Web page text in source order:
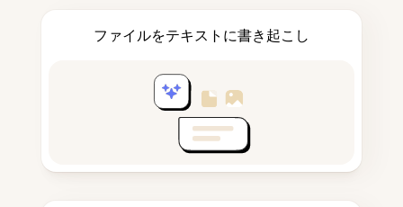
ファイルをテキストに書き起こし